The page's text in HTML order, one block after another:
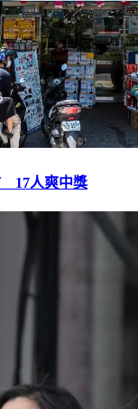
17人爽中獎